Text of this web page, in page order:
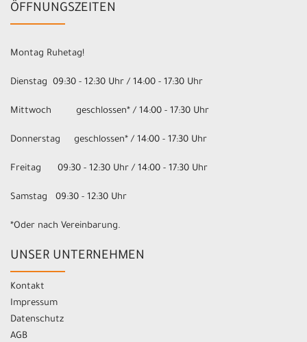
ÖFFNUNGSZEITEN
Montag Ruhetag!
Dienstag 09:30 - 12:30 Uhr / 14:00 - 17:30 Uhr
Mittwoch geschlossen* / 14:00 - 17:30 Uhr
Donnerstag geschlossen* / 14:00 - 17:30 Uhr
Freitag 09:30 - 12:30 Uhr / 14:00 - 17:30 Uhr
Samstag 09:30 - 12:30 Uhr
*Oder nach Vereinbarung.
UNSER UNTERNEHMEN
Kontakt
Impressum
Datenschutz
AGB